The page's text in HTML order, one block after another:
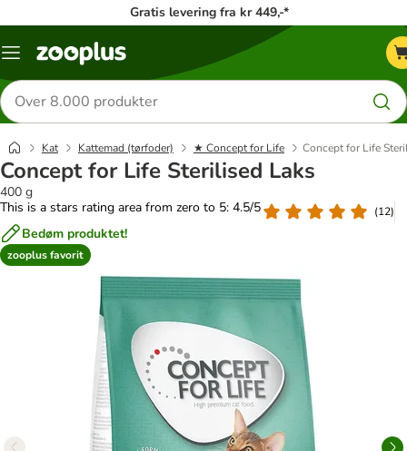
Gratis levering fra kr 449,-*
Menu
Søg
efter
produkter
Kat Kattemad (tørfoder) ★ Concept for Life Concept for Life
Concept for Life Sterilised Laks
400 g
This is a stars rating area from zero to 5: 4.5/5
(12)
Bedøm produktet!
zooplus favorit